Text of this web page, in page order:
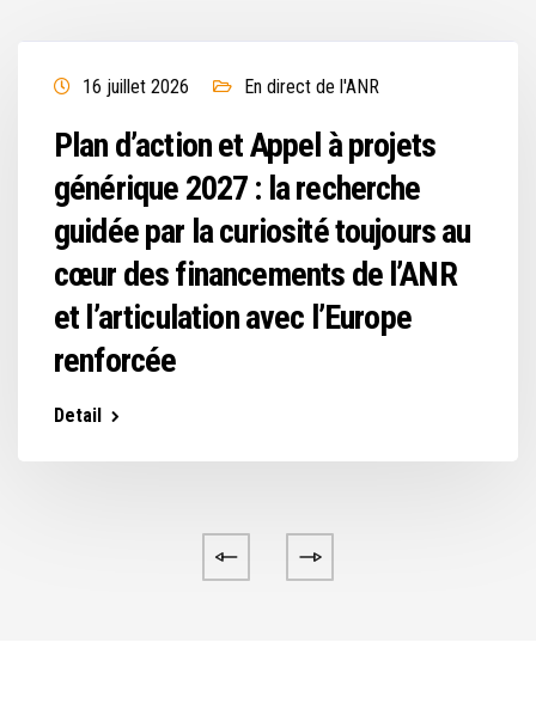
16 juillet 2026 En direct de l'ANR
Plan d’action et Appel à projets
générique 2027 : la recherche
guidée par la curiosité toujours au
cœur des financements de l’ANR
et l’articulation avec l’Europe
renforcée
Detail